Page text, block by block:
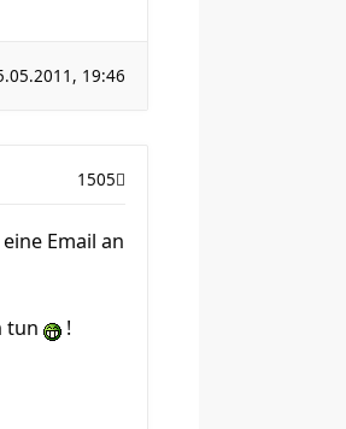
19:46
1505
Email an
tun !